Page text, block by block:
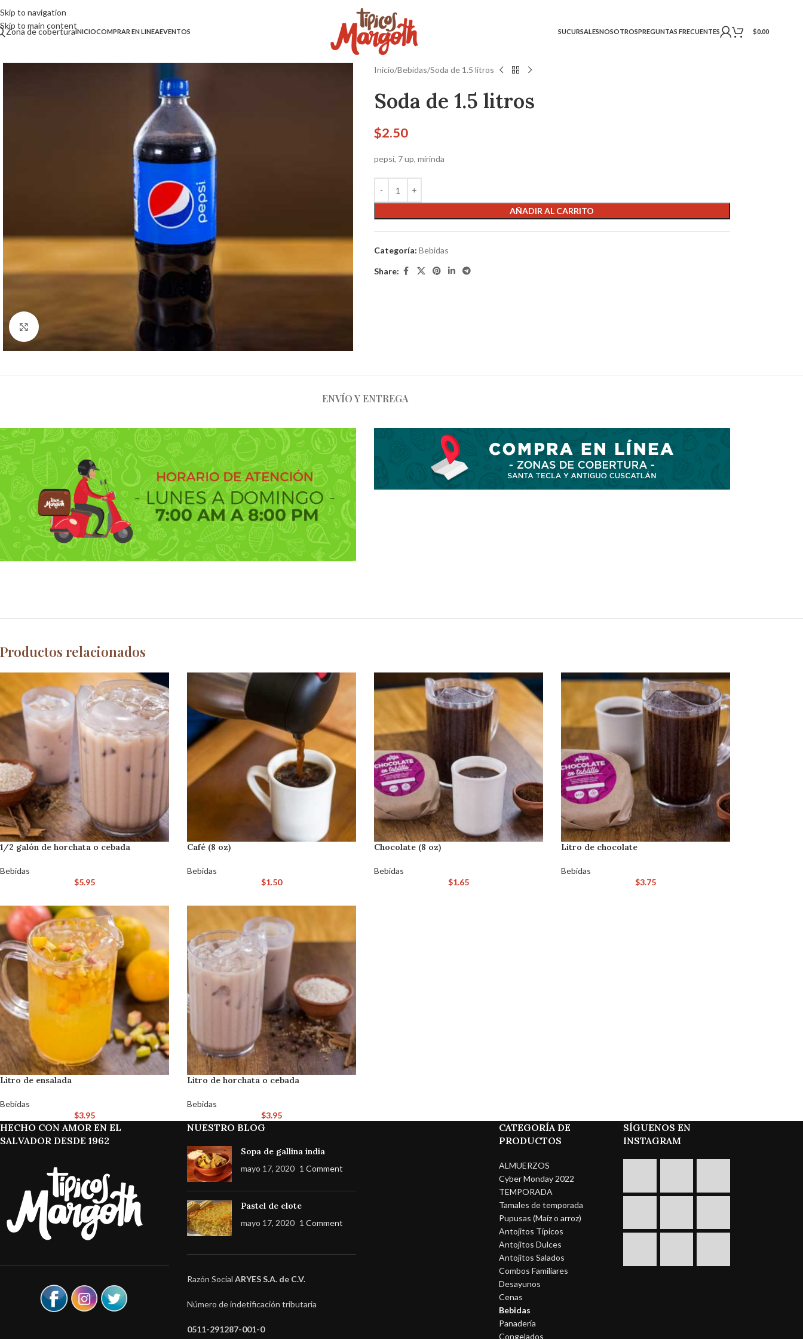
Skip to navigation
Skip to main content
Zona de coberturaINICIOCOMPRAR EN LINEAEVENTOS SUCURSALESNOSOTROSPREGUNTAS FRECUENTES $0.00
Inicio Bebidas Soda de 1.5 litros
Soda de 1.5 litros
$2.50
pepsi, 7 up, mirinda
AÑADIR AL CARRITO
Categoría: Bebidas
Share:
ENVÍO Y ENTREGA
Productos relacionados
1/2 galón de horchata o cebada
Bebidas
$5.95
Café (8 oz)
Bebidas
$1.50
Chocolate (8 oz)
Bebidas
$1.65
Litro de chocolate
Bebidas
$3.75
Litro de ensalada
Bebidas
$3.95
Litro de horchata o cebada
Bebidas
$3.95
HECHO CON AMOR EN EL
SALVADOR DESDE 1962
NUESTRO BLOG
Sopa de gallina india
mayo 17, 2020 1 Comment
Pastel de elote
mayo 17, 2020 1 Comment
Razón Social ARYES S.A. de C.V.
Número de indetificación tributaria
0511-291287-001-0
CATEGORÍA DE
PRODUCTOS
ALMUERZOS
Cyber Monday 2022
TEMPORADA
Tamales de temporada
Pupusas (Maíz o arroz)
Antojitos Típicos
Antojitos Dulces
Antojitos Salados
Combos Familiares
Desayunos
Cenas
Bebidas
Panadería
Congelados
SÍGUENOS EN
INSTAGRAM